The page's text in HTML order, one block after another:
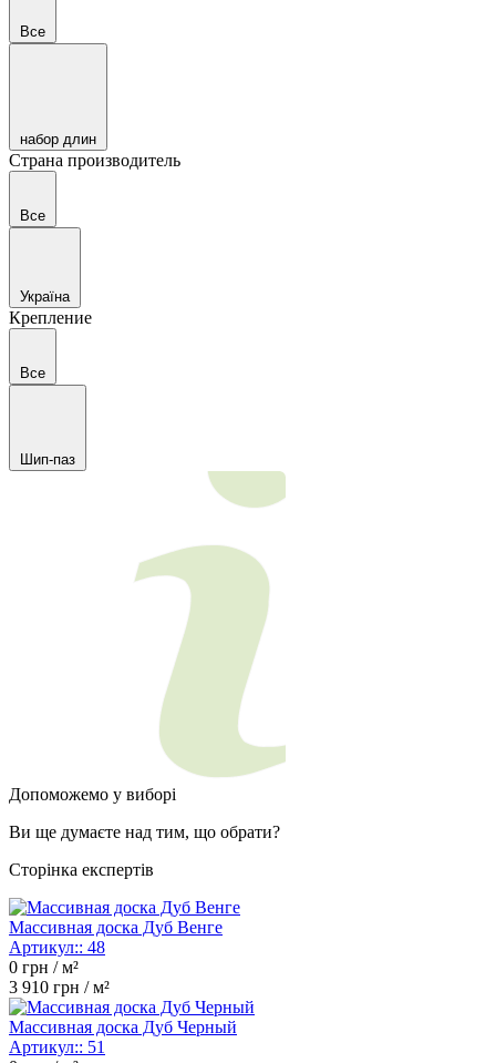
Все
набор длин
Страна производитель
Все
Україна
Крепление
Все
Шип-паз
Допоможемо у виборі
Ви ще думаєте над тим, що обрати?
Сторінка експертів
Массивная доска Дуб Венге
Артикул:: 48
0 грн / м²
3 910 грн / м²
Массивная доска Дуб Черный
Артикул:: 51